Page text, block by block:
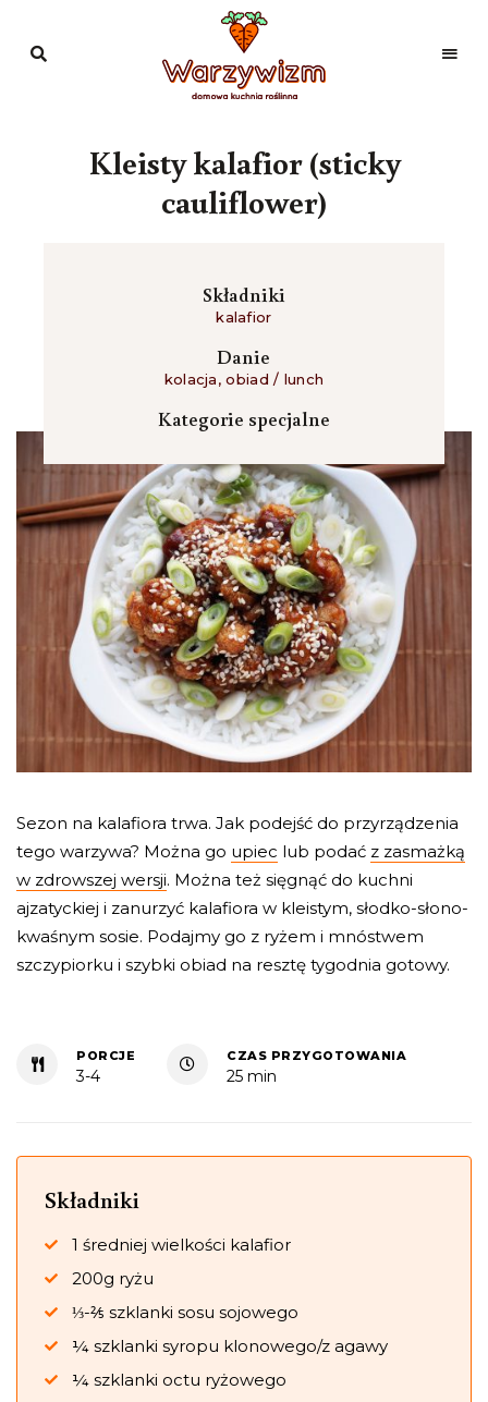
Domowa
Kleisty kalafior (sticky
cauliflower)
Składniki
kalafior
Danie
kolacja,obiad / lunch
Kategorie specjalne
Sezon na kalafiora trwa. Jak podejść do przyrządzenia
tego warzywa? Można go upiec lub podać z zasmażką
w zdrowszej wersji. Można też sięgnąć do kuchni
ajzatyckiej i zanurzyć kalafiora w kleistym, słodko-słono-
kwaśnym sosie. Podajmy go z ryżem i mnóstwem
szczypiorku i szybki obiad na resztę tygodnia gotowy.
PORCJE
3-4
CZAS PRZYGOTOWANIA
25 min
Składniki
1 średniej wielkości kalafior
200g ryżu
⅓-⅖ szklanki sosu sojowego
¼ szklanki syropu klonowego/z agawy
¼ szklanki octu ryżowego